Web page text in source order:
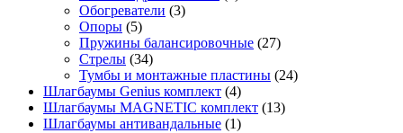
Обогреватели (3)
Опоры (5)
Пружины балансировочные (27)
Стрелы (34)
Тумбы и монтажные пластины (24)
Шлагбаумы Genius комплект (4)
Шлагбаумы MAGNETIC комплект (13)
Шлагбаумы антивандальные (1)